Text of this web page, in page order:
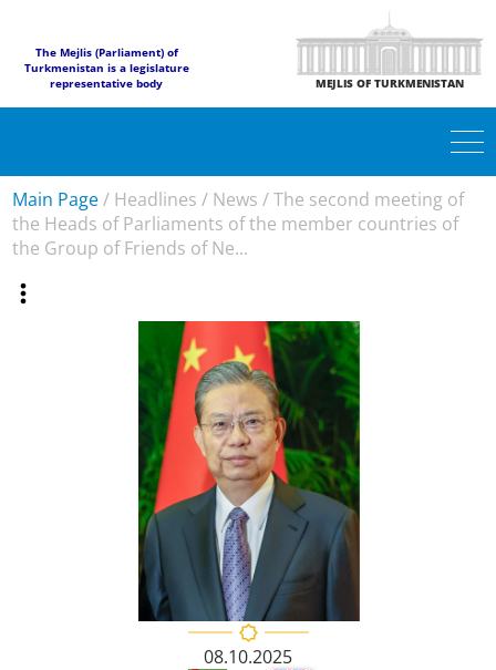
The Mejlis (Parliament) of
Turkmenistan is a legislature
representative body
MEJLIS OF TURKMENISTAN
Main Page/ Headlines / News /The second meeting of
the Heads of Parliaments of the member countries of
the Group of Friends of Ne...
08.10.2025